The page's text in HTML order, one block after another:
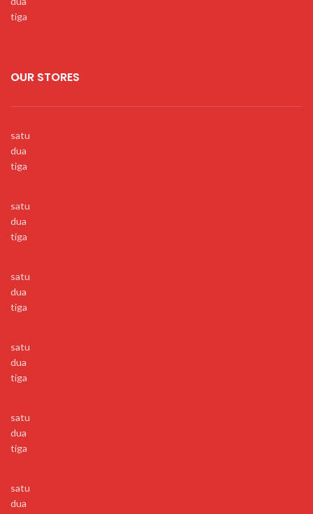
tiga
OUR STORES
satu
dua
tiga
satu
dua
tiga
satu
dua
tiga
satu
dua
tiga
satu
dua
tiga
satu
dua